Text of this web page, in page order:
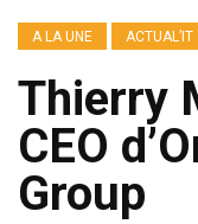
A LA UNE ACTUAL’IT
Thierry
CEO
Group